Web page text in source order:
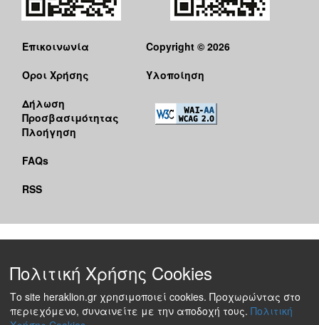
Επικοινωνία
Όροι Χρήσης
Δήλωση
Προσβασιμότητας
Πλοήγηση
FAQs
RSS
Copyright © 2026
Υλοποίηση
Πολιτική Χρήσης Cookies
Το site heraklion.gr χρησιμοποιεί cookies. Προχωρώντας στο
περιεχόμενο, συναινείτε με την αποδοχή τους. Πολιτική